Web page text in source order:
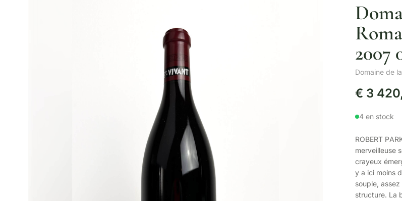
2007
Domaine de
€ 3
4 en stock
ROBERT
merveilleuse
crayeux
y a ici moins
souple,
structure. La